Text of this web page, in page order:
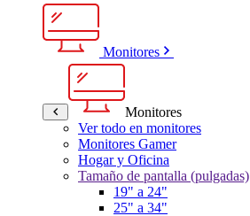
Monitores
Monitores
Ver todo en monitores
Monitores Gamer
Hogar y Oficina
Tamaño de pantalla (pulgadas)
19" a 24"
25" a 34"